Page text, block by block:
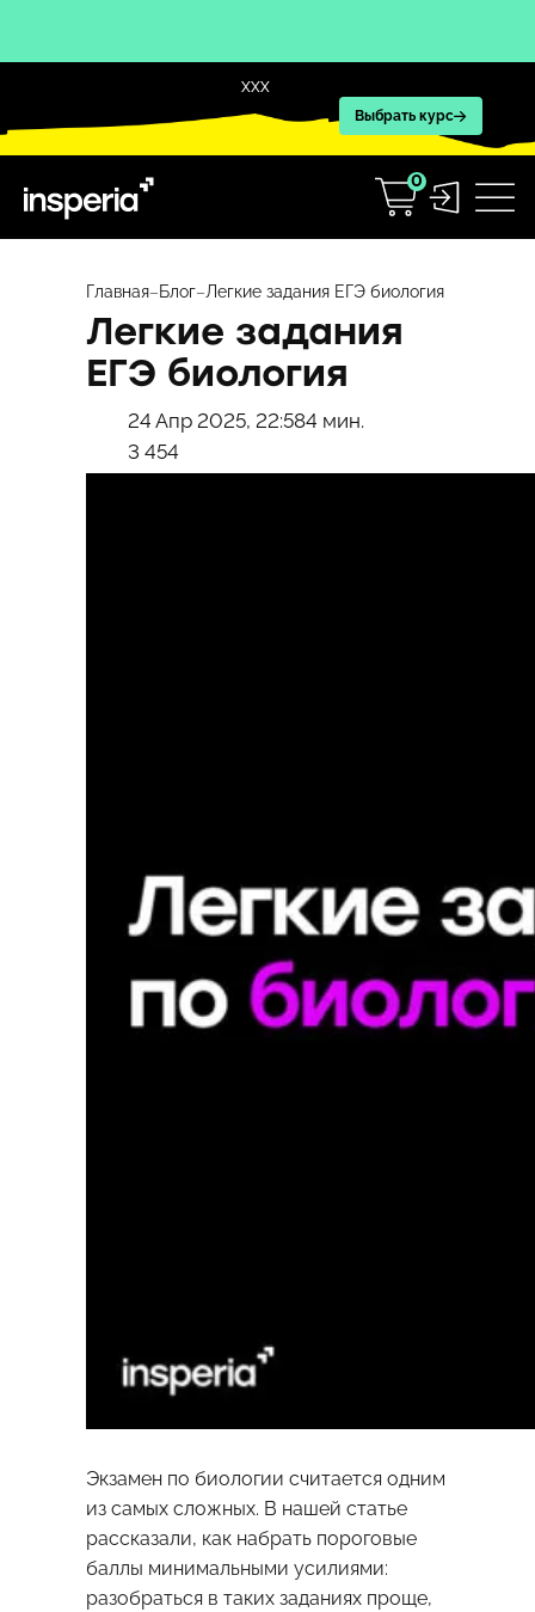
содержимому
XXX
Выбрать курс
0
Главная–Блог–Легкие задания ЕГЭ биология
Легкие задания
ЕГЭ биология
24 Апр 2025, 22:584 мин.
3 454
Экзамен по биологии считается одним
из самых сложных. В нашей статье
рассказали, как набрать пороговые
баллы минимальными усилиями:
разобраться в таких заданиях проще,